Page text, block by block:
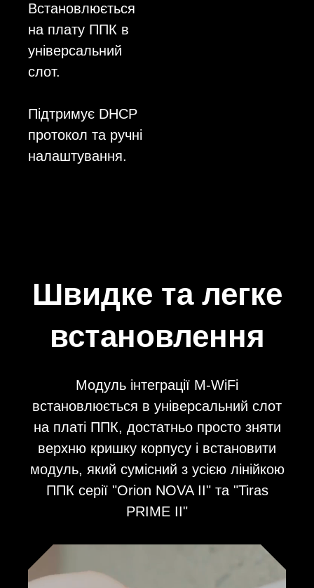
Встановлюється
на плату ППК в
універсальний
слот.
Підтримує DHCP
протокол та ручні
налаштування.
Швидке та легке
встановлення
Модуль інтеграції M-WiFi
встановлюється в універсальний слот
на платі ППК, достатньо просто зняти
верхню кришку корпусу і встановити
модуль, який сумісний з усією лінійкою
ППК серії "Orion NOVA II" та "Tiras
PRIME II"